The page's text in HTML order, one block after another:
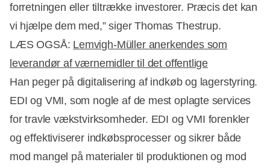
forretningen eller tiltrække investorer. Præcis det kan
vi hjælpe dem med,” siger Thomas Thestrup.
LÆS OGSÅ: Lemvigh-Müller anerkendes som
leverandør af værnemidler til det offentlige
Han peger på digitalisering af indkøb og lagerstyring.
EDI og VMI, som nogle af de mest oplagte services
for travle vækstvirksomheder. EDI og VMI forenkler
og effektiviserer indkøbsprocesser og sikrer både
mod mangel på materialer til produktionen og mod